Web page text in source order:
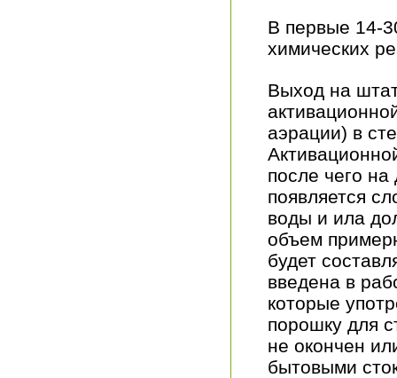
В первые 14-
химических
Выход на
аэрации) в
после чего
появляется
воды и ила
объем
будет
введена в
которые
порошку для
не окончен
бытовыми